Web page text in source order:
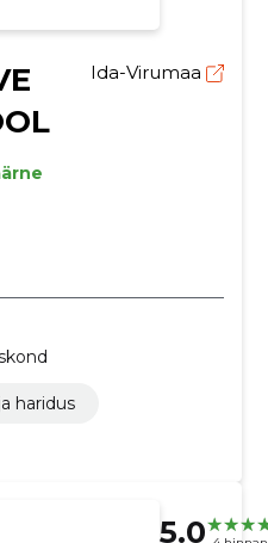
Ida-Virumaa
haridus
5.0